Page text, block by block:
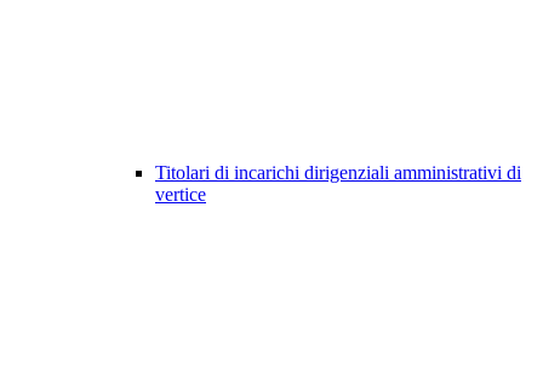
Titolari di incarichi dirigenziali amministrativi di
vertice